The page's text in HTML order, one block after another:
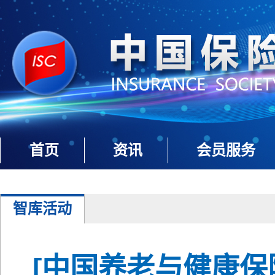
首页 资讯 会员服务
智库活动
[中国养老与健康